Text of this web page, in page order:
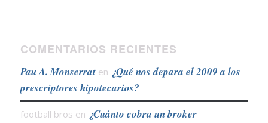
COMENTARIOS RECIENTES
Pau A. Monserraten ¿Qué nos depara el 2009 a los
prescriptores hipotecarios?
football bros en ¿Cuánto cobra un broker